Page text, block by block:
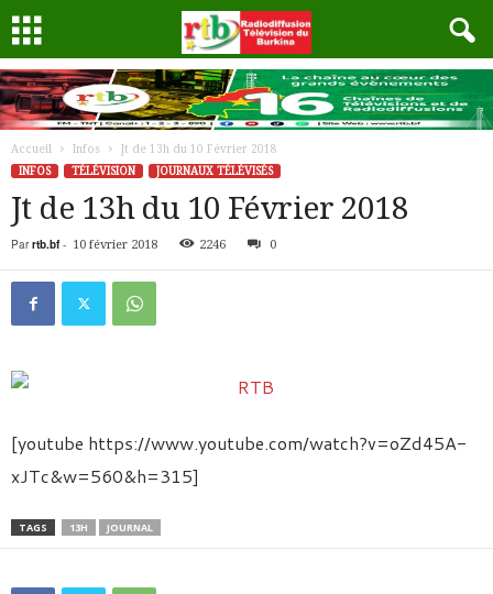
Accueil Infos
Jt de 13h du 10 Février 2018
INFOS
TÉLÉVISION JOURNAUX TÉLÉVISÉS
Jt de 13h du 10 Février 2018
Par rtb.bf- 10 février 2018 2246 0
[youtube https://www.youtube.com/watch?v=oZd45A-
xJTc&w=560&h=315]
TAGS 13H JOURNAL